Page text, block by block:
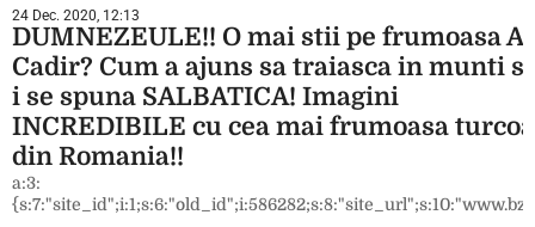
24 Dec. 2020, 12:13
DUMNEZEULE!! O mai stii pe frumoasa
Cadir? Cum a ajuns sa traiasca in munti si
i se spuna SALBATICA! Imagini
INCREDIBILE cu cea mai frumoasa
din Romania!!
a:3: